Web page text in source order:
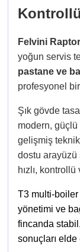
Felvini
yoğun servis
pastane ve
profesyonel bir
Şık gövde
modern, güçlü
gelişmiş teknik
dostu
hızlı,
T3 multi-boiler
yönetimi ve
fincanda
sonuçları elde